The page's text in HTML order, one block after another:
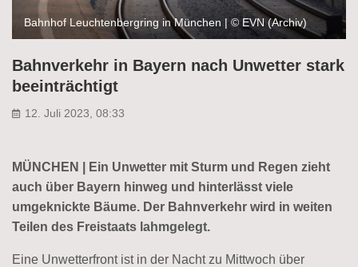
Bahnhof Leuchtenbergring in München | © EVN (Archiv)
Bahnverkehr in Bayern nach Unwetter stark
beeinträchtigt
12. Juli 2023, 08:33
MÜNCHEN | Ein Unwetter mit Sturm und Regen zieht
auch über Bayern hinweg und hinterlässt viele
umgeknickte Bäume. Der Bahnverkehr wird in weiten
Teilen des Freistaats lahmgelegt.
Eine Unwetterfront ist in der Nacht zu Mittwoch über